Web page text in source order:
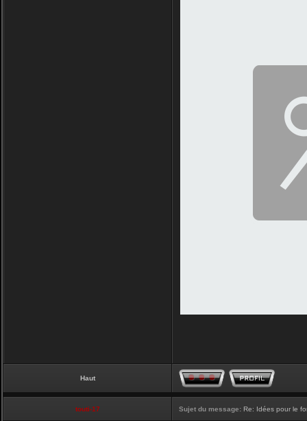
Haut
touti-17 Sujet du message: Re: Idées pour le